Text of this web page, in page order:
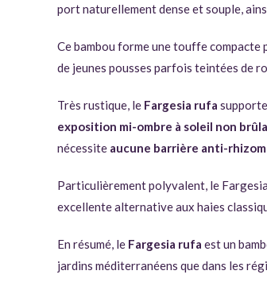
port naturellement dense et souple,
Ce bambou forme une touffe
de jeunes pousses parfois teintées de
Très rustique, le Fargesia rufa
exposition mi-ombre à soleil non
nécessite aucune barrière anti-
Particulièrement polyvalent, le
excellente alternative aux haies
En résumé, le Fargesia rufa est un
jardins méditerranéens que dans les